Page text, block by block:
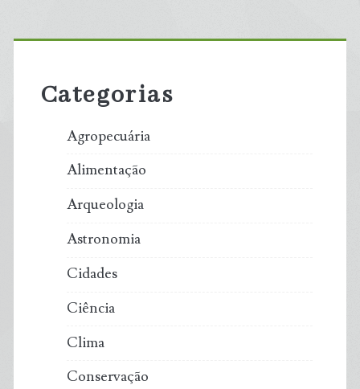
Primary
Sidebar
Categorias
Agropecuária
Alimentação
Arqueologia
Astronomia
Cidades
Ciência
Clima
Conservação